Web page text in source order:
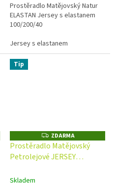
Prostěradlo Matějovský Natur
ELASTAN Jersey s elastanem
100/200/40
Jersey s elastanem
Tip
Z
D
A
R
ZDARMA
Prostěradlo Matějovský
Petrolejové JERSEY
Skladem